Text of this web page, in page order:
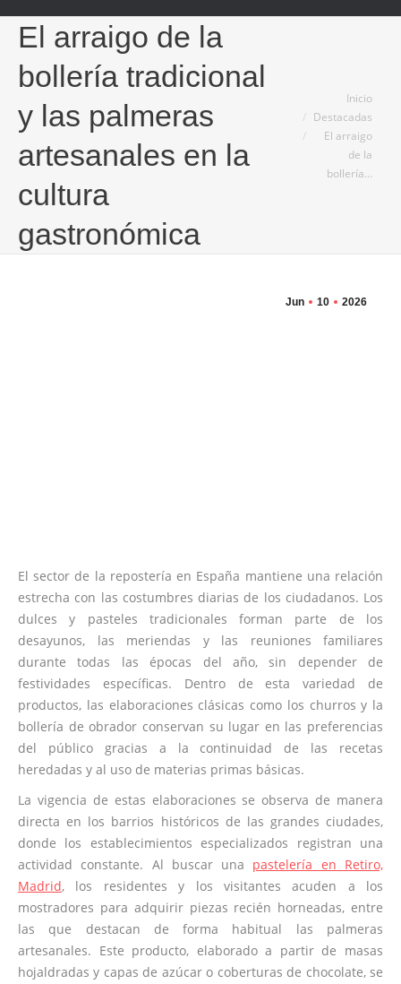
El arraigo de la
bollería tradicional
y las palmeras
artesanales en la
cultura
gastronómica
Estás aquí:Inicio
Destacadas
El arraigo
de la
bollería…
Jun 10 2026
El sector de la repostería en España mantiene una relación
estrecha con las costumbres diarias de los ciudadanos. Los
dulces y pasteles tradicionales forman parte de los
desayunos, las meriendas y las reuniones familiares
durante todas las épocas del año, sin depender de
festividades específicas. Dentro de esta variedad de
productos, las elaboraciones clásicas como los churros y la
bollería de obrador conservan su lugar en las preferencias
del público gracias a la continuidad de las recetas
heredadas y al uso de materias primas básicas.
La vigencia de estas elaboraciones se observa de manera
directa en los barrios históricos de las grandes ciudades,
donde los establecimientos especializados registran una
actividad constante. Al buscar una pastelería en Retiro,
Madrid, los residentes y los visitantes acuden a los
mostradores para adquirir piezas recién horneadas, entre
las que destacan de forma habitual las palmeras
artesanales. Este producto, elaborado a partir de masas
hojaldradas y capas de azúcar o coberturas de chocolate, se